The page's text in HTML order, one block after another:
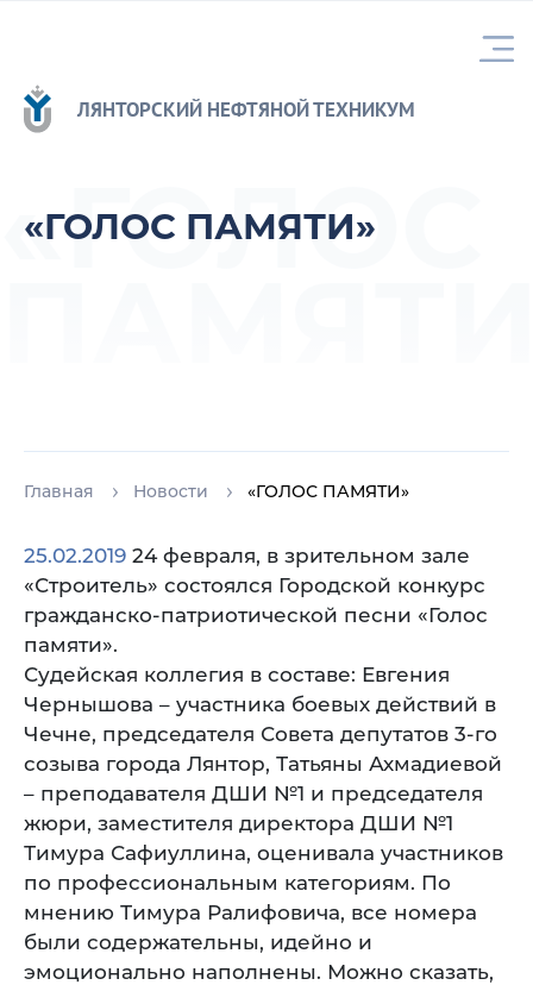
ЛЯНТОРСКИЙ НЕФТЯНОЙ ТЕХНИКУМ
«ГОЛОС ПАМЯТИ»
Главная Новости «ГОЛОС ПАМЯТИ»
«ГОЛОС
25.02.2019 24 февраля, в зрительном зале
«Строитель» состоялся Городской конкурс
гражданско-патриотической песни «Голос
памяти».
Судейская коллегия в составе: Евгения
Чернышова – участника боевых действий в
Чечне, председателя Совета депутатов 3-го
созыва города Лянтор, Татьяны Ахмадиевой
– преподавателя ДШИ №1 и председателя
жюри, заместителя директора ДШИ №1
Тимура Сафиуллина, оценивала участников
по профессиональным категориям. По
мнению Тимура Ралифовича, все номера
были содержательны, идейно и
эмоционально наполнены. Можно сказать,